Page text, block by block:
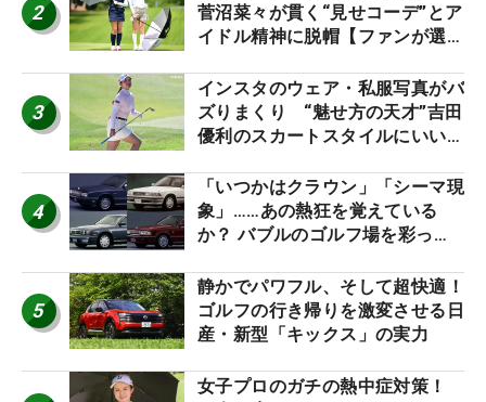
2
菅沼菜々が貫く“見せコーデ”とア
イドル精神に脱帽【ファンが選ぶ
3
インスタのウェア・私服写真がバ
ズりまくり “魅せ方の天才”吉田
優利のスカートスタイルにいい
4
「いつかはクラウン」「シーマ現
象」……あの熱狂を覚えている
か？ バブルのゴルフ場を彩った
5
静かでパワフル、そして超快適！
ゴルフの行き帰りを激変させる日
産・新型「キックス」の実力
女子プロのガチの熱中症対策！